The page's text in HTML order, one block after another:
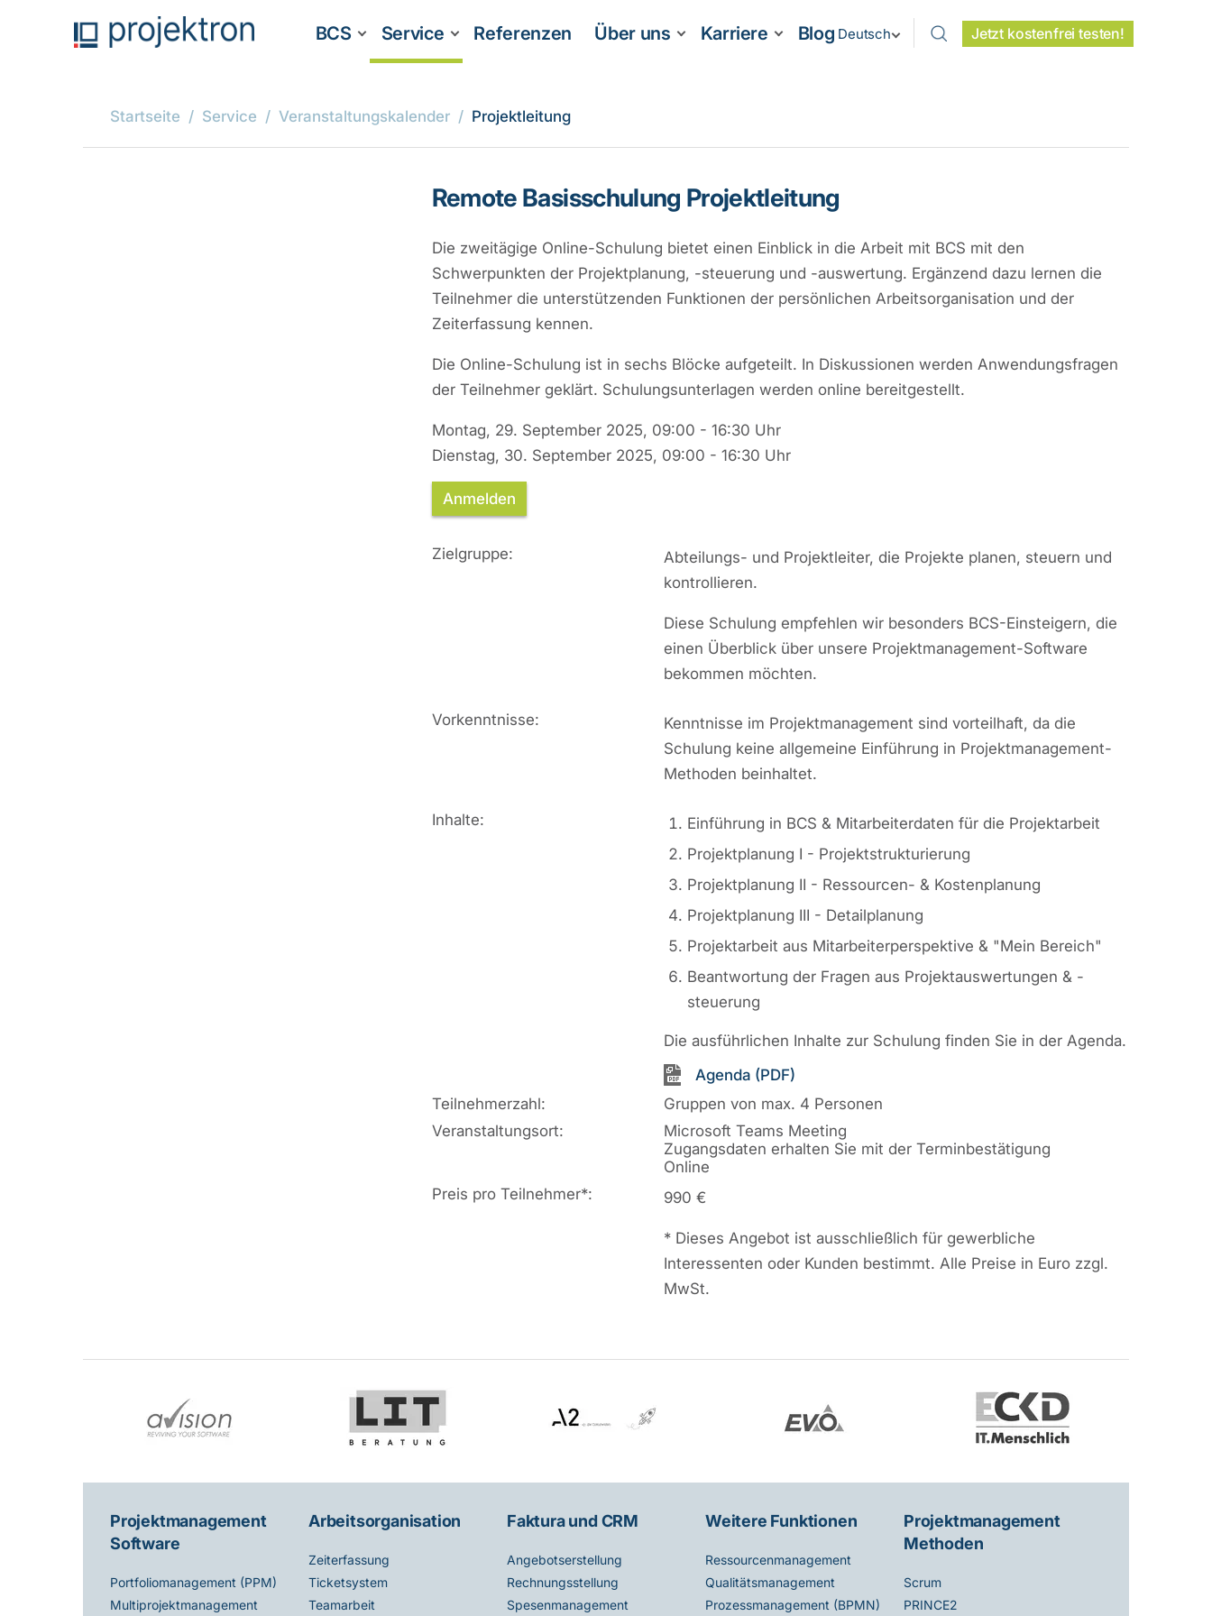
Deutsch Jetzt kostenfrei testen!
BCS Service Referenzen Über uns Karriere Blog
Startseite Service Veranstaltungskalender Projektleitung
Remote Basisschulung Projektleitung
Die zweitägige Online-Schulung bietet einen Einblick in die Arbeit mit BCS mit den
Schwerpunkten der Projektplanung, -steuerung und -auswertung. Ergänzend dazu lernen die
Teilnehmer die unterstützenden Funktionen der persönlichen Arbeitsorganisation und der
Zeiterfassung kennen.
Die Online-Schulung ist in sechs Blöcke aufgeteilt. In Diskussionen werden Anwendungsfragen
der Teilnehmer geklärt. Schulungsunterlagen werden online bereitgestellt.
Montag, 29. September 2025, 09:00 - 16:30 Uhr
Dienstag, 30. September 2025, 09:00 - 16:30 Uhr
Anmelden
Zielgruppe:
Abteilungs- und Projektleiter, die Projekte planen, steuern und
kontrollieren.
Diese Schulung empfehlen wir besonders BCS-Einsteigern, die
einen Überblick über unsere Projektmanagement-Software
bekommen möchten.
Vorkenntnisse:
Kenntnisse im Projektmanagement sind vorteilhaft, da die
Schulung keine allgemeine Einführung in Projektmanagement-
Methoden beinhaltet.
Inhalte:
Einführung in BCS & Mitarbeiterdaten für die Projektarbeit
Projektplanung I - Projektstrukturierung
Projektplanung II - Ressourcen- & Kostenplanung
Projektplanung III - Detailplanung
Projektarbeit aus Mitarbeiterperspektive & "Mein Bereich"
Beantwortung der Fragen aus Projektauswertungen & -
steuerung
Die ausführlichen Inhalte zur Schulung finden Sie in der Agenda.
Agenda (PDF)
Teilnehmerzahl:
Gruppen von max. 4 Personen
Veranstaltungsort:
Microsoft Teams Meeting
Zugangsdaten erhalten Sie mit der Terminbestätigung
Online
Preis pro Teilnehmer*: 990 €
* Dieses Angebot ist ausschließlich für gewerbliche
Interessenten oder Kunden bestimmt. Alle Preise in Euro zzgl.
MwSt.
Projektmanagement
Software
Portfoliomanagement (PPM)
Multiprojektmanagement
Arbeitsorganisation
Zeiterfassung
Ticketsystem
Teamarbeit
Faktura und CRM
Angebotserstellung
Rechnungsstellung
Spesenmanagement
Weitere Funktionen
Ressourcenmanagement
Qualitätsmanagement
Prozessmanagement (BPMN)
Projektmanagement
Methoden
Scrum
PRINCE2